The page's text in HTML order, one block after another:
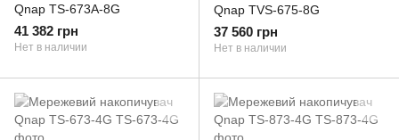
Qnap TS-673A-8G
41 382 грн
Нет в наличии
Qnap TVS-675-8G
37 560 грн
Нет в наличии